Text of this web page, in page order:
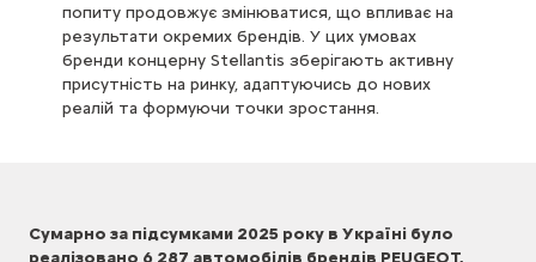
попиту продовжує змінюватися, що впливає на
результати окремих брендів. У цих умовах
бренди концерну Stellantis зберігають активну
присутність на ринку, адаптуючись до нових
реалій та формуючи точки зростання.
Сумарно за підсумками 2025 року в Україні було
реалізовано 6 287 автомобілів брендів PEUGEOT,